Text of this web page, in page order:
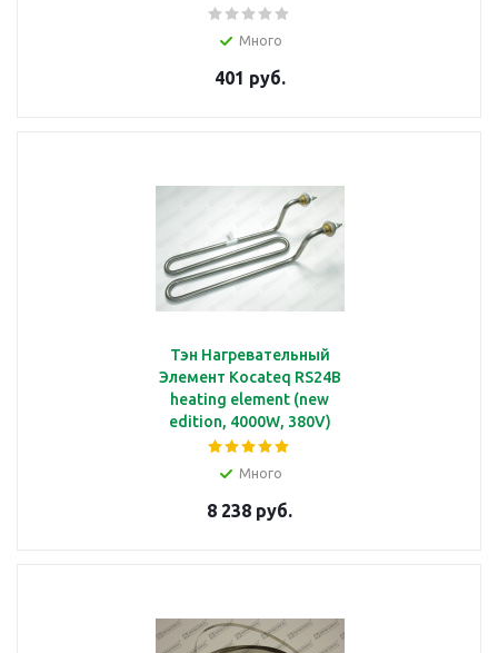
подробнее
Клапан
подробнее
Много
401 руб.
Тэн Нагревательный
Элемент Kocateq RS24B
heating element (new
edition, 4000W, 380V)
Много
8 238 руб.